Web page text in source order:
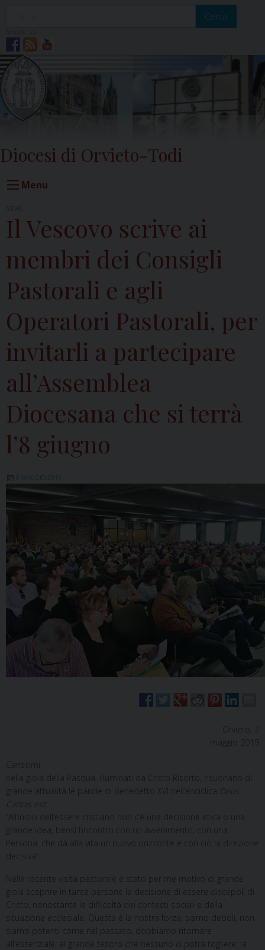
Cerca
Diocesi di Orvieto-Todi
Menu
NEWS
Il Vescovo scrive ai
membri dei Consigli
Pastorali e agli
Operatori Pastorali, per
invitarli a partecipare
all’Assemblea
Diocesana che si terrà
l’8 giugno
8 MAGGIO 2019
Orvieto, 2
maggio 2019
Carissimi,
nella gioia della Pasqua, illuminati da Cristo Risorto, risuonano di
grande attualità le parole di Benedetto XVI nell’enciclica
“All’inizio dell’essere cristiano non c’è una decisione etica o una
grande idea, bensì l’incontro con un avvenimento, con una
Persona, che dà alla vita un nuovo orizzonte e con ciò la direzione
decisiva”.
Nella recente visita pastorale è stato per me motivo di grande
gioia scoprire in tante persone la decisione di essere discepoli di
Cristo, nonostante le difficoltà dei contesti sociali e della
situazione ecclesiale. Questa è la nostra forza, siamo deboli, non
siamo potenti come nel passato, dobbiamo ritornare
all’essenziale, al grande tesoro che nessuno ci potrà togliere: la